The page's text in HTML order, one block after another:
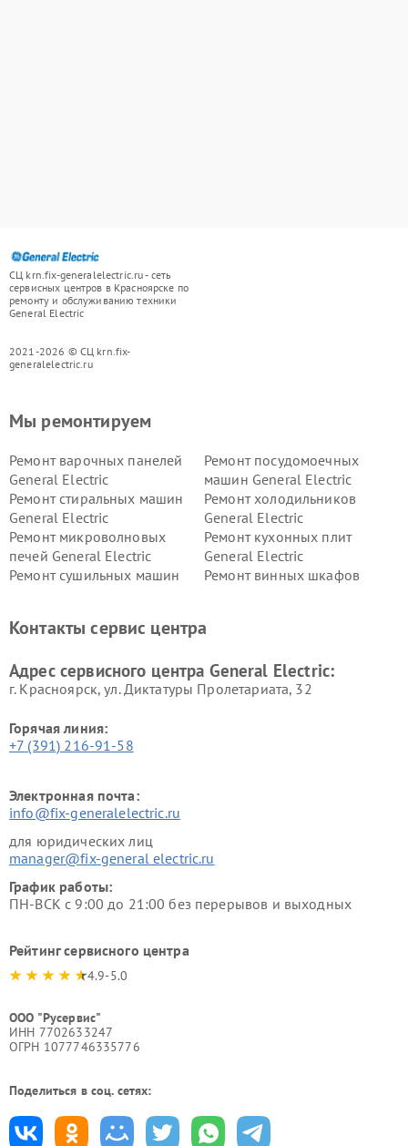
СЦ krn.fix-generalelectric.ru - сеть
сервисных центров в Красноярске по
ремонту и обслуживанию техники
General Electric
2021-2026 © СЦ krn.fix-
generalelectric.ru
Мы ремонтируем
Ремонт варочных панелей
General Electric
Ремонт посудомоечных
машин General Electric
Ремонт стиральных машин
General Electric
Ремонт холодильников
General Electric
Ремонт микроволновых
печей General Electric
Ремонт кухонных плит
General Electric
Ремонт сушильных машин
Ремонт винных шкафов
Electric
General Electric
Контакты сервис центра
Адрес сервисного центра General Electric:
г. Красноярск, ул. Диктатуры Пролетариата, 32
Горячая линия:
+7 (391) 216-91-58
Электронная почта:
info@fix-generalelectric.ru
для юридических лиц
manager@fix-general electric.ru
График работы:
ПН-ВСК с 9:00 до 21:00 без перерывов и выходных
Рейтинг сервисного центра
4.9-5.0
ООО "Русервис"
ИНН 7702633247
ОГРН 1077746335776
Поделиться в соц. сетях: